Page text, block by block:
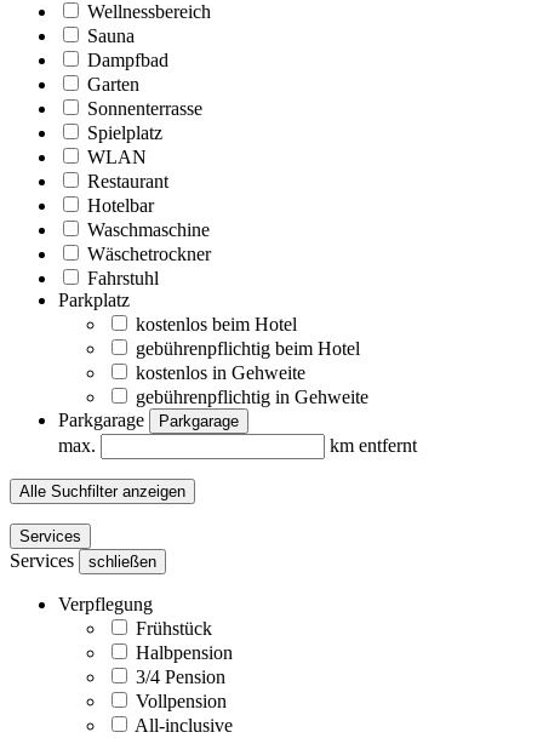
Wellnessbereich
Sauna
Dampfbad
Garten
Sonnenterrasse
Spielplatz
WLAN
Restaurant
Hotelbar
Waschmaschine
Wäschetrockner
Fahrstuhl
Parkplatz
kostenlos beim Hotel
gebührenpflichtig beim Hotel
kostenlos in Gehweite
gebührenpflichtig in Gehweite
Parkgarage
Parkgarage
max. km entfernt
Alle Suchfilter anzeigen
Services
Services schließen
Verpflegung
Frühstück
Halbpension
3/4 Pension
Vollpension
All-inclusive